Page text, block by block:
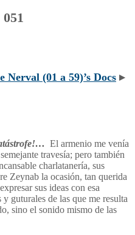
(01 a 59)’s Docs ▸
El armenio me venía
travesía; pero también
charlatanería, sus
Zeynab la ocasión, tan querida
sus ideas con esa
guturales de las que me resulta
sino el sonido mismo de las